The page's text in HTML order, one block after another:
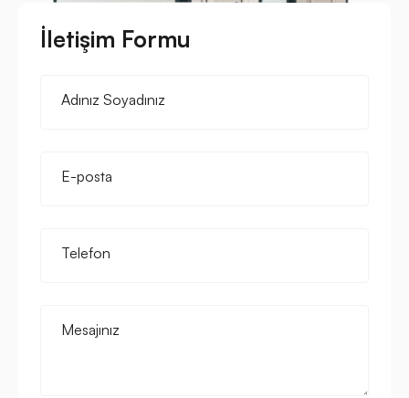
İletişim Formu
Adınız Soyadınız
E-posta
Telefon
Mesajınız